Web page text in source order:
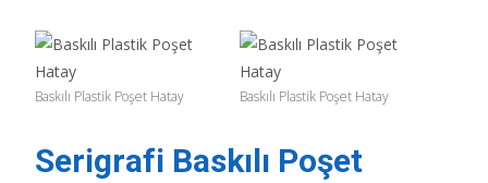
Baskılı Plastik Poşet Hatay Baskılı Plastik Poşet Hatay
Serigrafi Baskılı Poşet